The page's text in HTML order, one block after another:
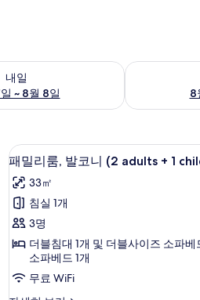
내일
~ 8월 8일
확인, 8월 7일 ~ 8월 8일
8
이번 주말 예
패
밀
리
룸,
발
니
(2
패밀리
4
패밀리룸, 발코니 (2 adults + 1
33㎡
침실 1개
3명
더블침대 1개 및 더블사이즈 소파
소파베드 1개
무료 WiFi